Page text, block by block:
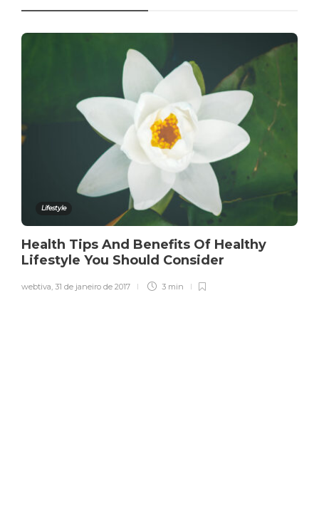
Lifestyle
Health Tips And Benefits Of Healthy
Lifestyle You Should Consider
webtiva, 31 de janeiro de 2017 3 min